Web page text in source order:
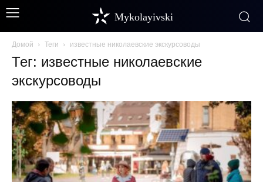
Mykolayivski
Домой Теги известные николаевские экскурсоводы
Тег: известные николаевские
экскурсоводы